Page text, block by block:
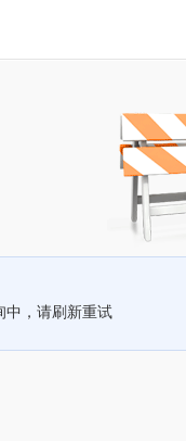
中，请刷新重试